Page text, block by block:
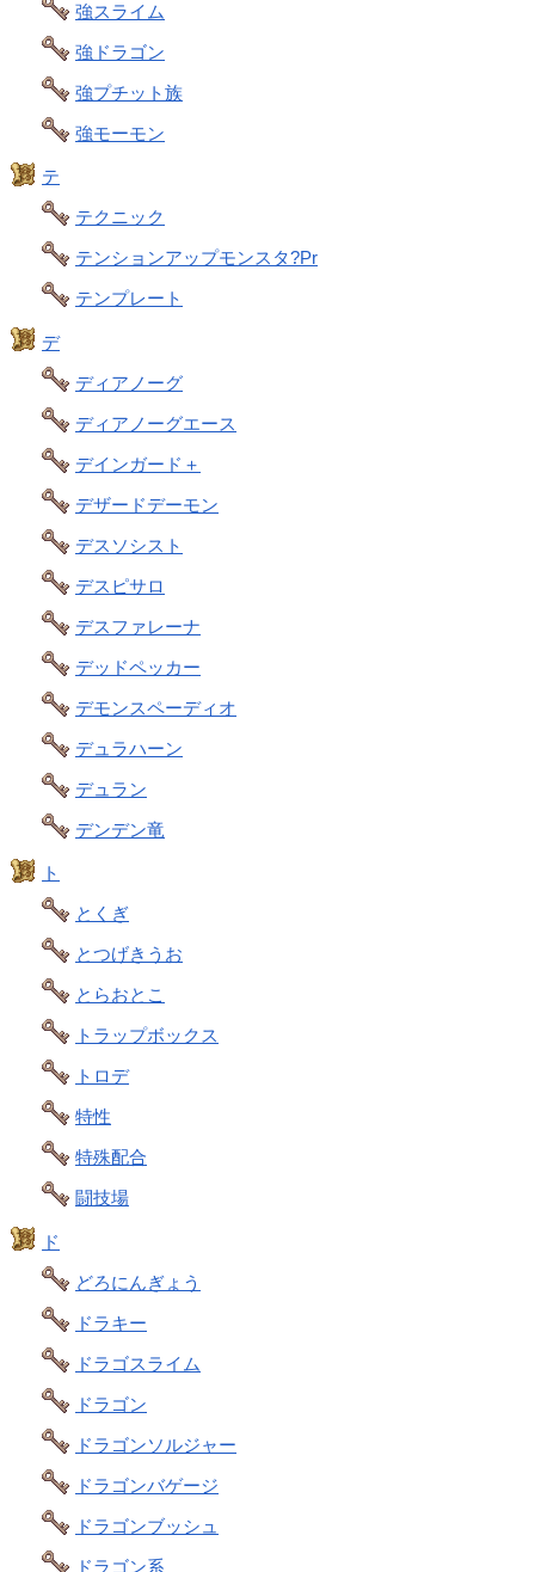
強スライム
強ドラゴン
強プチット族
強モーモン
テ
テクニック
テンションアップモンスタ?Pr
テンプレート
デ
ディアノーグ
ディアノーグエース
デインガード＋
デザードデーモン
デスソシスト
デスピサロ
デスファレーナ
デッドペッカー
デモンスペーディオ
デュラハーン
デュラン
デンデン竜
ト
とくぎ
とつげきうお
とらおとこ
トラップボックス
トロデ
特性
特殊配合
闘技場
ド
どろにんぎょう
ドラキー
ドラゴスライム
ドラゴン
ドラゴンソルジャー
ドラゴンバゲージ
ドラゴンブッシュ
ドラゴン系